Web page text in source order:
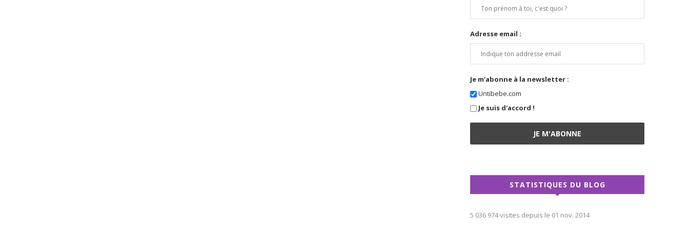
Adresse email :
Je m'abonne à la newsletter :
Untibebe.com
Je suis d'accord !
STATISTIQUES DU BLOG
5 036 974 visites depuis le 01 nov. 2014